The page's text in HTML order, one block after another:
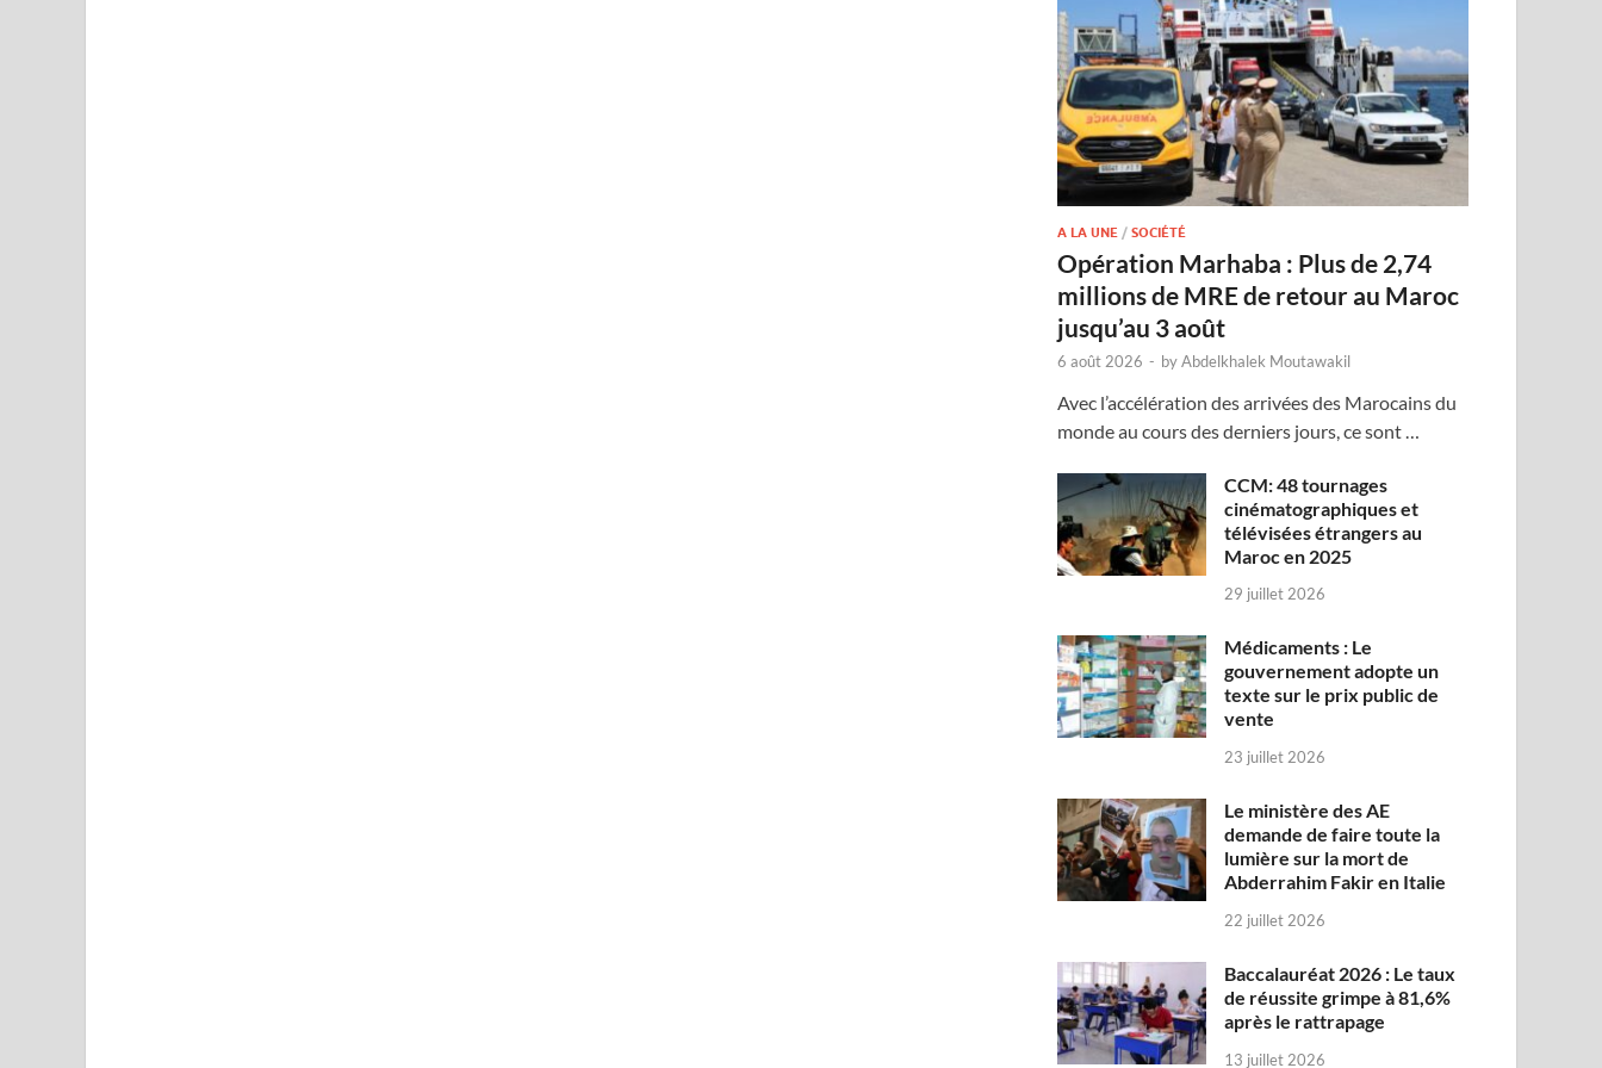
A LA UNE /SOCIÉTÉ
Opération Marhaba : Plus de 2,74
millions de MRE de retour au Maroc
jusqu’au 3 août
6 août 2026 - byAbdelkhalek Moutawakil
Avec l’accélération des arrivées des Marocains du
monde au cours des derniers jours, ce sont …
CCM: 48 tournages
cinématographiques et
télévisées étrangers au
Maroc en 2025
29 juillet 2026
Médicaments : Le
gouvernement adopte un
texte sur le prix public de
vente
23 juillet 2026
Le ministère des AE
demande de faire toute la
lumière sur la mort de
Abderrahim Fakir en Italie
22 juillet 2026
Baccalauréat 2026 : Le taux
de réussite grimpe à 81,6%
après le rattrapage
13 juillet 2026